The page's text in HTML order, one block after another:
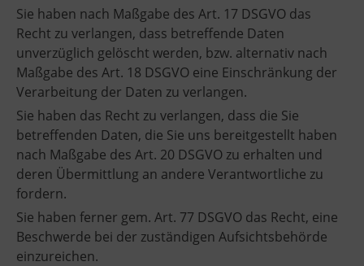
Sie haben nach Maßgabe des Art. 17 DSGVO das
Recht zu verlangen, dass betreffende Daten
unverzüglich gelöscht werden, bzw. alternativ nach
Maßgabe des Art. 18 DSGVO eine Einschränkung der
Verarbeitung der Daten zu verlangen.
Sie haben das Recht zu verlangen, dass die Sie
betreffenden Daten, die Sie uns bereitgestellt haben
nach Maßgabe des Art. 20 DSGVO zu erhalten und
deren Übermittlung an andere Verantwortliche zu
fordern.
Sie haben ferner gem. Art. 77 DSGVO das Recht, eine
Beschwerde bei der zuständigen Aufsichtsbehörde
einzureichen.